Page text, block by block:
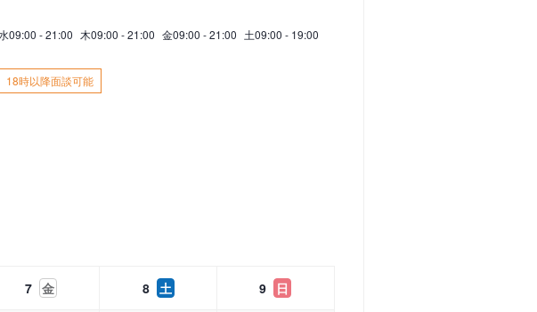
09:00 - 21:00 木09:00 - 21:00 金09:00 - 21:00 土09:00 - 19:00
18時以降面談可能
7 金 8 土 9 日